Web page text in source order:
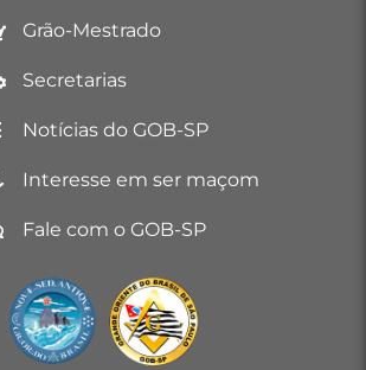
Grão-Mestrado
Secretarias
Notícias do GOB-SP
Interesse em ser maçom
Fale com o GOB-SP